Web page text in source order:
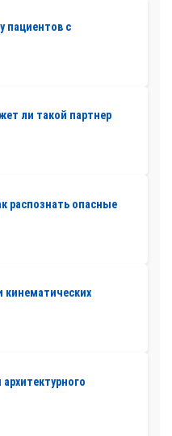
пациентов с
ли такой партнер
распознать опасные
кинематических